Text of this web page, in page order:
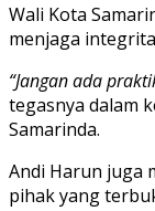
Wali Kota
menjaga
“Jangan ada
tegasnya dalam
Samarinda.
Andi Harun juga
pihak yang